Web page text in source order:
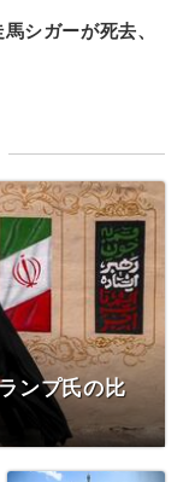
シガーが死去、
ンプ氏の比